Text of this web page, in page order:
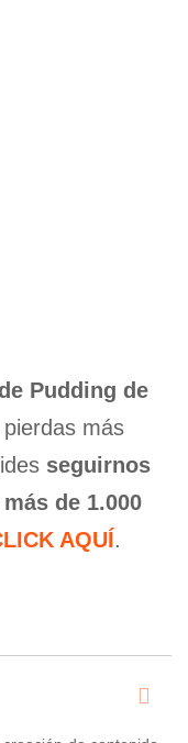
Pudding de
más
seguirnos
de 1.000
AQUÍ.